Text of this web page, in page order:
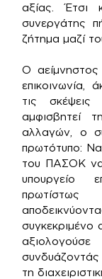
αξίας. Έτσι
συνεργάτης
ζήτημα μαζί
Ο αείμνηστος
επικοινωνία,
τις
αμφισβητεί
αλλαγών, ο
πρωτότυπο:
του ΠΑΣΟΚ να
υπουργείο
συγκεκριμένο
συνδυάζοντάς
τη